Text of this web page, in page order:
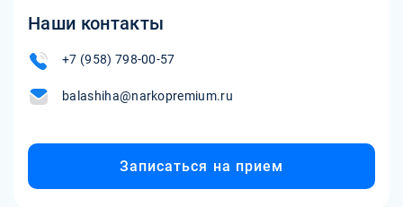
Наши контакты
+7 (958) 798-00-57
balashiha@narkopremium.ru
Записаться на прием